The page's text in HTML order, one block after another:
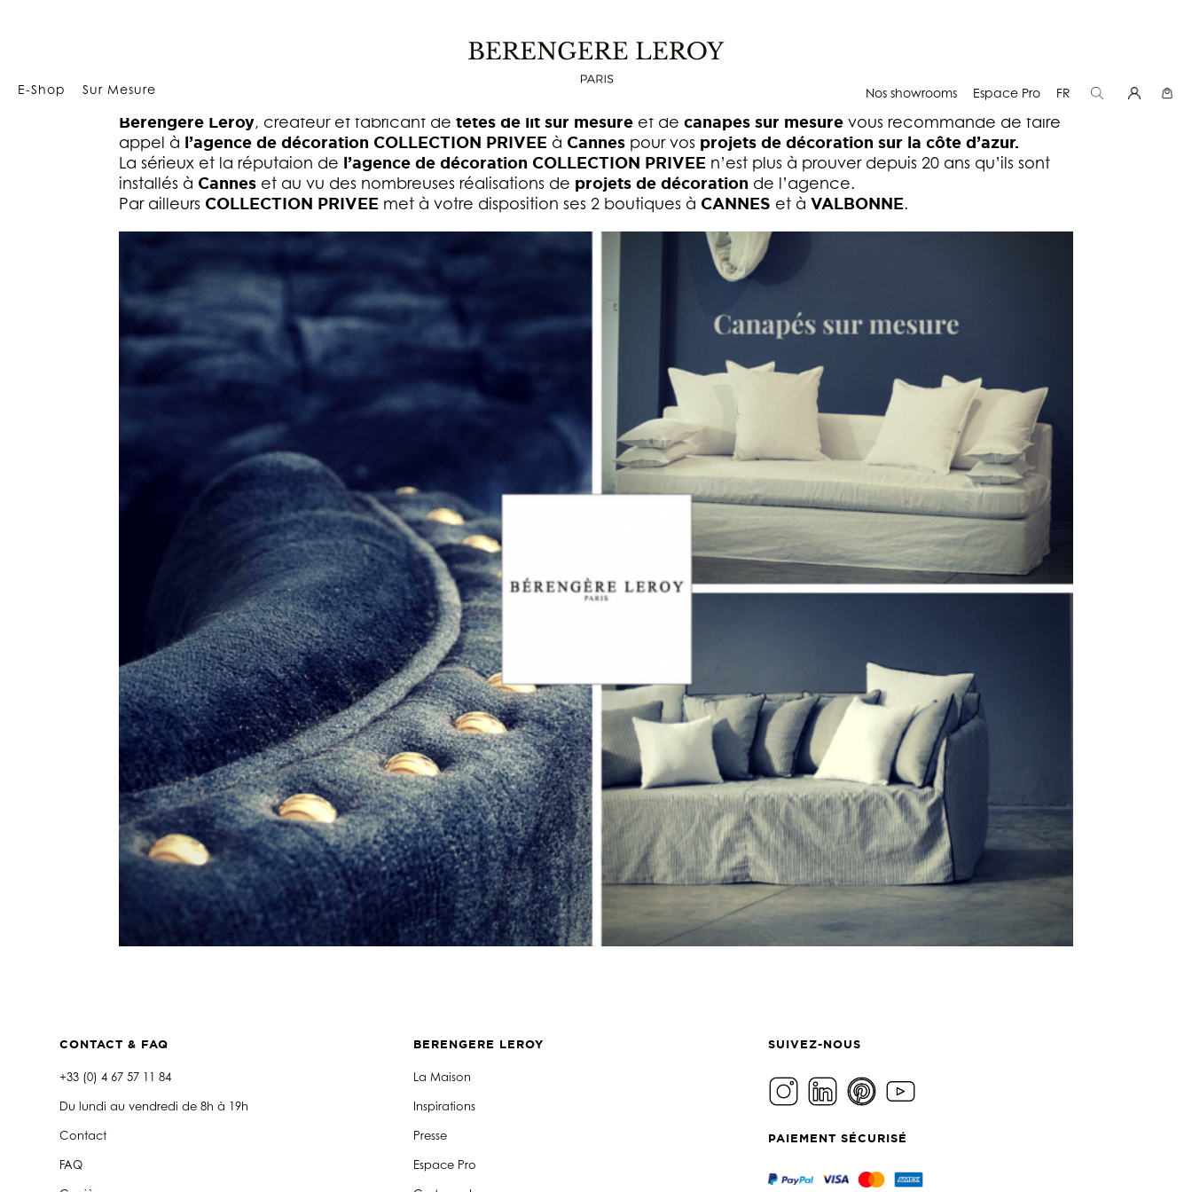
E-Shop Sur Mesure Nos showrooms Espace Pro FR
COLLECTION PRIVEE CANNES
Bérengère Leroy, créateur et fabricant de têtes de lit sur mesure et decanapés sur mesure vous recommande de faire
appel à l’agence de décoration COLLECTION PRIVEE à Cannes pour vos projets de décoration sur la côte d’azur.
La sérieux et la réputaion de l’agence de décoration COLLECTION PRIVEE n’est plus à prouver depuis 20 ans qu’ils sont
installés à Cannes et au vu des nombreuses réalisations de projets de décoration de l’agence.
Par ailleurs COLLECTION PRIVEE met à votre disposition ses 2 boutiques à CANNES et àVALBONNE.
CONTACT & FAQ
+33 (0) 4 67 57 11 84
Du lundi au vendredi de 8h à 19h
Contact
FAQ
BERENGERE LEROY
La Maison
Inspirations
Presse
Espace Pro
SUIVEZ-NOUS
PAIEMENT SÉCURISÉ